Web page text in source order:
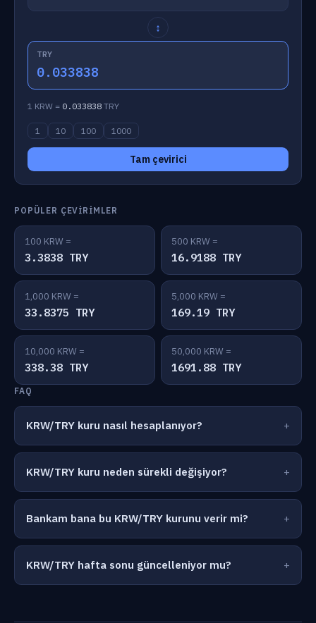
↕
TRY
0.033838
1 KRW = 0.033838 TRY
1 10 100 1000
Tam çevirici
POPÜLER ÇEVIRIMLER
100 KRW =
3.3838 TRY
500 KRW =
16.9188 TRY
1,000 KRW =
33.8375 TRY
5,000 KRW =
169.19 TRY
10,000 KRW =
338.38 TRY
50,000 KRW =
1691.88 TRY
FAQ
KRW/TRY kuru nasıl hesaplanıyor?
KRW/TRY kuru neden sürekli değişiyor?
Bankam bana bu KRW/TRY kurunu verir mi?
KRW/TRY hafta sonu güncelleniyor mu?